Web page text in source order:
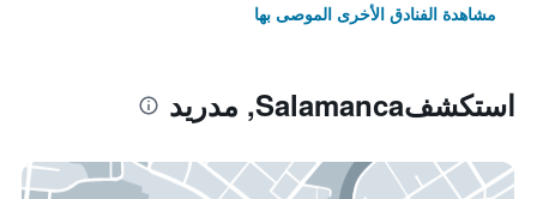
مشاهدة الفنادق الأخرى الموصى بها
استكشفSalamanca, مدريد